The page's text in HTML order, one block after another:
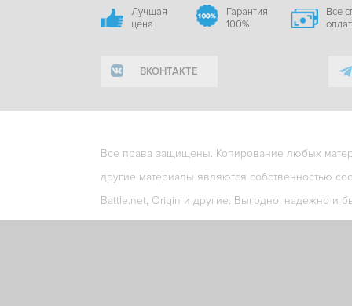
Лучшая
цена
Гарантия
100%
Все
ВКОНТАКТЕ
Все права защищены. Копирование любых
другие материалы являются собственностью
Battle.net, Origin и другие. Выгодно, надежно и